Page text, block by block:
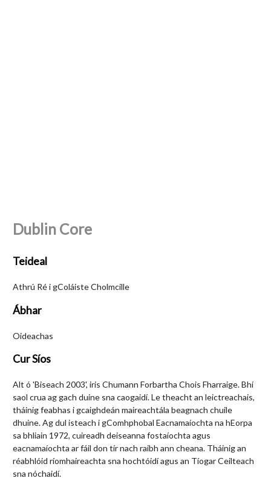
Dublin Core
Teideal
Athrú Ré i gColáiste Cholmcille
Ábhar
Oideachas
Cur Síos
Alt ó 'Biseach 2003', iris Chumann Forbartha Chois Fharraige. Bhí
saol crua ag gach duine sna caogaidí. Le theacht an leictreachais,
tháinig feabhas i gcaighdeán maireachtála beagnach chuile
dhuine. Ag dul isteach i gComhphobal Eacnamaíochta na hEorpa
sa bhliain 1972, cuireadh deiseanna fostaíochta agus
eacnamaíochta ar fáil don tír nach raibh ann cheana. Tháinig an
réabhlóid ríomhaireachta sna hochtóidí agus an Tíogar Ceilteach
sna nóchaidí.